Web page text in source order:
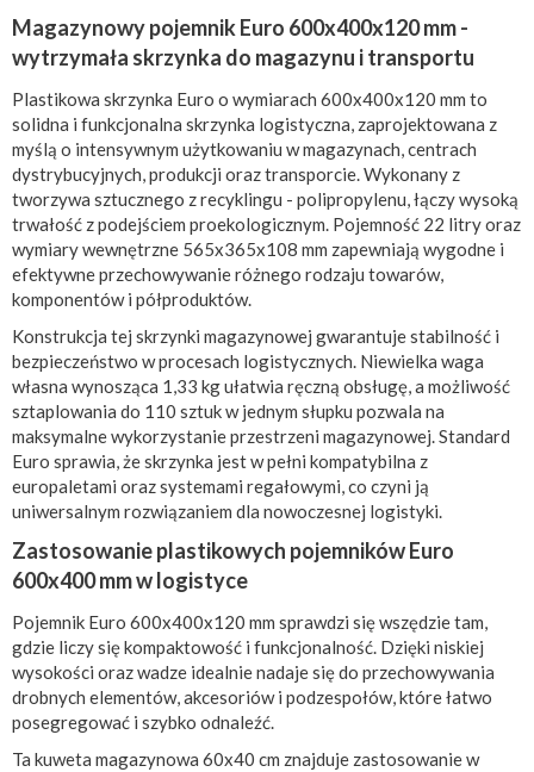
Magazynowy pojemnik Euro 600x400x120 mm -
wytrzymała skrzynka do magazynu i transportu
Plastikowa skrzynka Euro o wymiarach 600x400x120 mm to
solidna i funkcjonalna skrzynka logistyczna, zaprojektowana z
myślą o intensywnym użytkowaniu w magazynach, centrach
dystrybucyjnych, produkcji oraz transporcie. Wykonany z
tworzywa sztucznego z recyklingu - polipropylenu, łączy wysoką
trwałość z podejściem proekologicznym. Pojemność 22 litry oraz
wymiary wewnętrzne 565x365x108 mm zapewniają wygodne i
efektywne przechowywanie różnego rodzaju towarów,
komponentów i półproduktów.
Konstrukcja tej skrzynki magazynowej gwarantuje stabilność i
bezpieczeństwo w procesach logistycznych. Niewielka waga
własna wynosząca 1,33 kg ułatwia ręczną obsługę, a możliwość
sztaplowania do 110 sztuk w jednym słupku pozwala na
maksymalne wykorzystanie przestrzeni magazynowej. Standard
Euro sprawia, że skrzynka jest w pełni kompatybilna z
europaletami oraz systemami regałowymi, co czyni ją
uniwersalnym rozwiązaniem dla nowoczesnej logistyki.
Zastosowanie plastikowych pojemników Euro
600x400 mm w logistyce
Pojemnik Euro 600x400x120 mm sprawdzi się wszędzie tam,
gdzie liczy się kompaktowość i funkcjonalność. Dzięki niskiej
wysokości oraz wadze idealnie nadaje się do przechowywania
drobnych elementów, akcesoriów i podzespołów, które łatwo
posegregować i szybko odnaleźć.
Ta kuweta magazynowa 60x40 cm znajduje zastosowanie w